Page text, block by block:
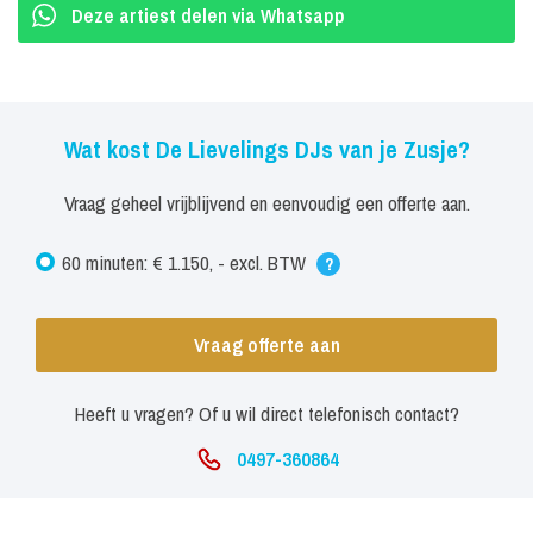
Deze artiest delen via Whatsapp
Wat kost De Lievelings DJs van je Zusje?
Vraag geheel vrijblijvend en eenvoudig een offerte aan.
60 minuten: € 1.150, - excl. BTW ?
Vraag offerte aan
Heeft u vragen? Of u wil direct telefonisch contact?
0497-360864